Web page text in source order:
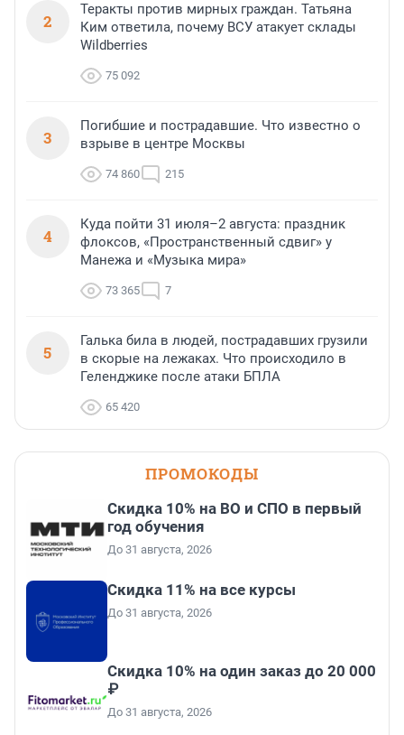
2
Теракты против мирных граждан. Татьяна
Ким ответила, почему ВСУ атакует склады
Wildberries
75 092
3
Погибшие и пострадавшие. Что известно о
взрыве в центре Москвы
74 860 215
4
Куда пойти 31 июля–2 августа: праздник
флоксов, «Пространственный сдвиг» у
Манежа и «Музыка мира»
73 365 7
5
Галька била в людей, пострадавших грузили
в скорые на лежаках. Что происходило в
Геленджике после атаки БПЛА
65 420
ПРОМОКОДЫ
Скидка 10% на ВО и СПО в первый
год обучения
До 31 августа, 2026
Скидка 11% на все курсы
До 31 августа, 2026
Скидка 10% на один заказ до 20 000
₽
До 31 августа, 2026